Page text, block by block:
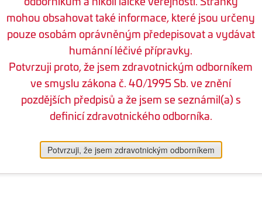
mohou obsahovat také informace, které jsou určeny
pouze osobám oprávněným předepisovat a vydávat
humánní léčivé přípravky.
Potvrzuji proto, že jsem zdravotnickým odborníkem
ve smyslu zákona č. 40/1995 Sb. ve znění
pozdějších předpisů a že jsem se seznámil(a) s
definicí zdravotnického odborníka.
Potvrzuji, že jsem zdravotnickým odborníkem